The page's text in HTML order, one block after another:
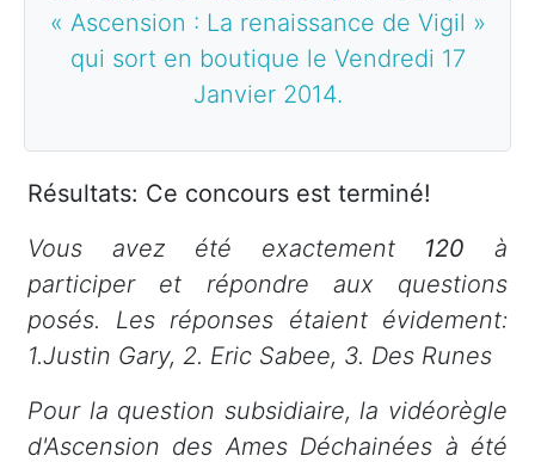
« Ascension : La renaissance de Vigil »
qui sort en boutique le Vendredi 17
Janvier 2014.
Résultats: Ce concours est terminé!
Vous avez été exactement 120 à
participer et répondre aux questions
posés. Les réponses étaient évidement:
1.Justin Gary, 2. Eric Sabee, 3. Des Runes
Pour la question subsidiaire, la vidéorègle
d'Ascension des Ames Déchainées à été